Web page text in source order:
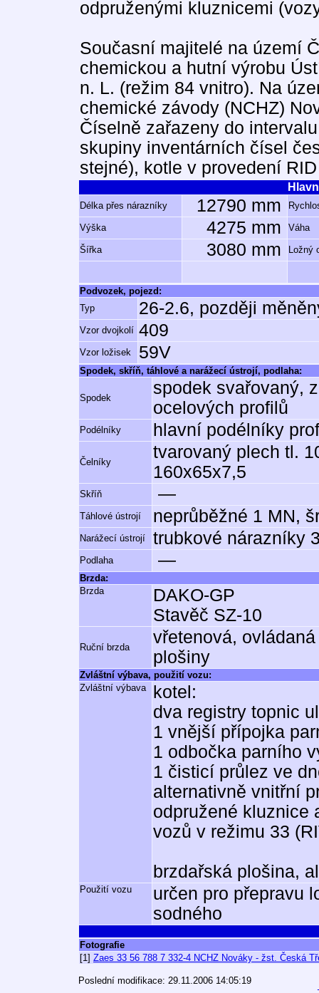
odpruženými kluznicemi
Současní majitelé na území
chemickou a hutní výrobu
n. L. (režim 84 vnitro). Na
chemické závody (NCHZ)
Číselně zařazeny do
skupiny inventárních čísel
stejné), kotle v provedení
Délka přes nárazníky 12790 mm
Výška 4275 mm Váha
Šířka 3080 mm Ložný
Podvozek, pojezd:
Typ
26-2.6, později
Vzor dvojkolí 409
Vzor ložisek 59V
Spodek, skříň, táhlové a narážecí ústrojí, podlaha:
Spodek
spodek svařovaný,
ocelových profilů
Podélníky hlavní podélníky
Čelníky
tvarovaný plech tl.
160x65x7,5
Skříň —
Táhlové ústrojí neprůběžné 1 MN,
Narážecí ústrojí trubkové nárazníky
Podlaha —
Brzda:
Brzda
DAKO-GP
Stavěč SZ-10
Ruční brzda
vřetenová,
plošiny
Zvláštní výbava, použití vozu:
Zvláštní výbava
kotel:
dva registry topnic
1 vnější přípojka
1 odbočka parního
1 čisticí průlez ve
alternativně vnitřní
odpružené kluznice
vozů v režimu 33
brzdařská plošina,
Použití vozu
určen pro přepravu
sodného
Fotografie
[1] Zaes 33 56 788 7 332-4 NCHZ Nováky - žst. Česká
Poslední modifikace: 29.11.2006 14:05:19